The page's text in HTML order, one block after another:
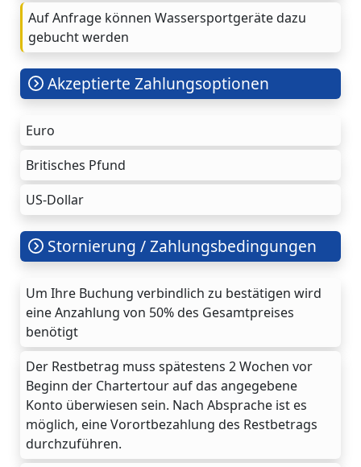
Auf Anfrage können Wassersportgeräte dazu
gebucht werden
Akzeptierte Zahlungsoptionen
Euro
Britisches Pfund
US-Dollar
Stornierung / Zahlungsbedingungen
Um Ihre Buchung verbindlich zu bestätigen wird
eine Anzahlung von 50% des Gesamtpreises
benötigt
Der Restbetrag muss spätestens 2 Wochen vor
Beginn der Chartertour auf das angegebene
Konto überwiesen sein. Nach Absprache ist es
möglich, eine Vorortbezahlung des Restbetrags
durchzuführen.